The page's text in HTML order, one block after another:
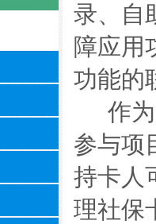
录、自
障应用
功能的
作
参与项
持卡人
理社保